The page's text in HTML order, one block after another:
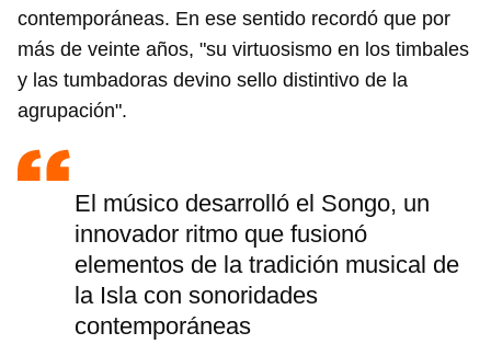
contemporáneas. En ese sentido recordó que por
más de veinte años, "su virtuosismo en los timbales
y las tumbadoras devino sello distintivo de la
agrupación".
El músico desarrolló el Songo, un
innovador ritmo que fusionó
elementos de la tradición musical de
la Isla con sonoridades
contemporáneas